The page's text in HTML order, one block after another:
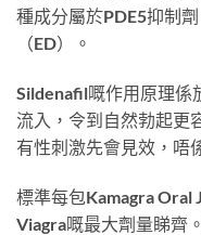
種成分屬於PDE5抑制
（ED）。
Sildenafil嘅作用原理係
流入，令到自然勃起更
有性刺激先會見效，唔
標準每包Kamagra Oral
Viagra嘅最大劑量睇齊